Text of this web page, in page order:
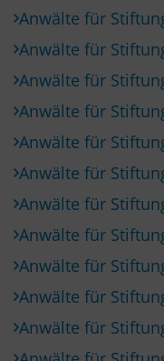
Anwälte für
Anwälte für
Anwälte für
Anwälte für
Anwälte für
Anwälte für
Anwälte für
Anwälte für
Anwälte für
Anwälte für
Anwälte für